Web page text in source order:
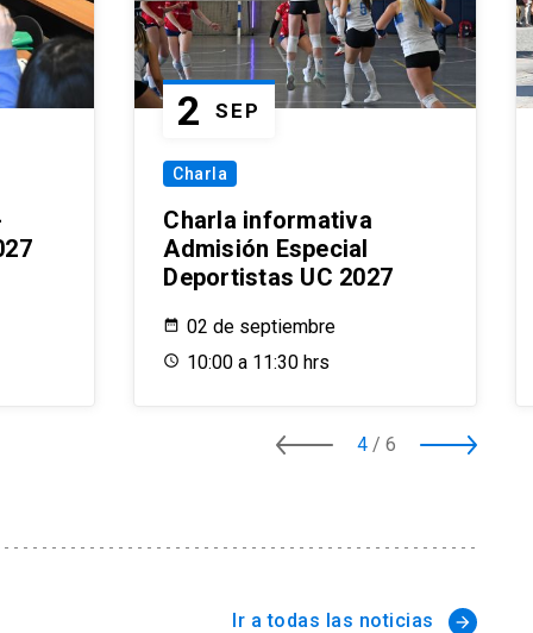
Charla
Charla informativa
Admisión Especial
Deportistas UC 2027
2 SEP
02 de septiembre
10:00 a 11:30 hrs
4 / 6
Ir a todas las noticias arrow_forward